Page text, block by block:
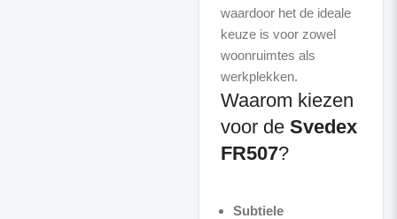
waardoor het de ideale
keuze is voor zowel
woonruimtes als
Waarom kiezen
voor de Svedex
FR507?
Subtiele